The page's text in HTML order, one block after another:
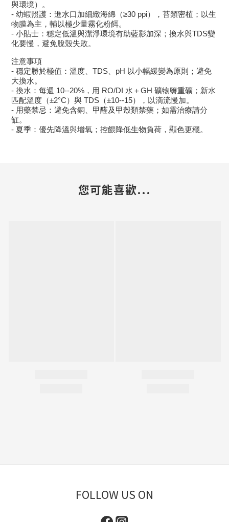
與環境）。
- 幼蝦照護：進水口加細緻海綿（≥30 ppi），苔類密植；以生
物膜為主，輔以極少量霧化粉餌。
- 小貼士：穩定低溫與潔淨環境有助藍影加深；換水與TDS變
化要慢，避免脫殼失敗。
注意事項
- 穩定勝於極值：溫度、TDS、pH 以小幅緩變為原則；避免
大換水。
- 換水：每週 10--20%，用 RO/DI 水＋GH 礦物鹽重礦；新水
匹配溫度（±2°C）與 TDS（±10--15），以滴流慢加。
- 用藥禁忌：避免含銅、甲醛及甲殼類禁藥；如需治療請分
缸。
- 夏季：優先降溫與增氧；控餵降低生物負荷，顯色更穩。
您可能喜歡...
FOLLOW US ON